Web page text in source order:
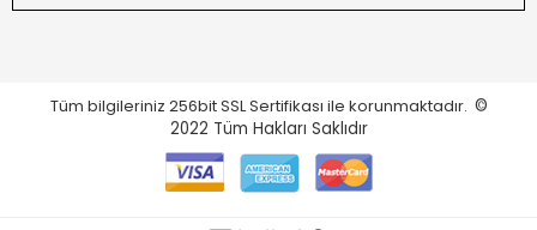
Tüm bilgileriniz 256bit SSL Sertifikası ile korunmaktadır. ©
2022 Tüm Hakları Saklıdır